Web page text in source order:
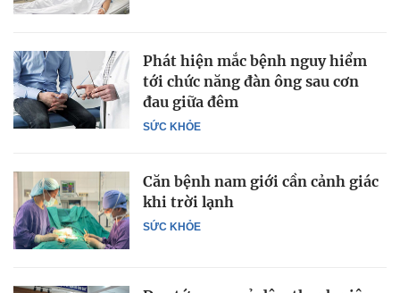
SỨC KHỎE
Phát hiện mắc bệnh nguy hiểm
tới chức năng đàn ông sau cơn
đau giữa đêm
SỨC KHỎE
Căn bệnh nam giới cần cảnh giác
khi trời lạnh